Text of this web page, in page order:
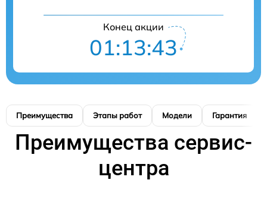
Конец акции
01:13:42
Преимущества Этапы работ Модели Гарантия
Преимущества сервис-
центра